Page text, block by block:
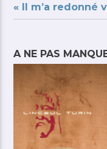
« Il m’a redonné
A NE PAS